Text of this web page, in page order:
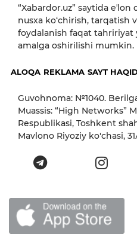
“Xabardor.uz” saytida
nusxa ko‘chirish, tarqatish
foydalanish faqat tahririyat
amalga oshirilishi mumkin.
ALOQA REKLAMA SAYT
Guvohnoma: №1040.
Muassis: “High Networks”
Respublikasi, Toshkent
Mavlono Riyoziy ko'chasi,